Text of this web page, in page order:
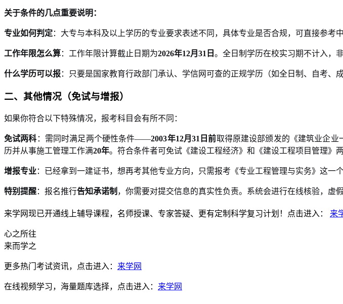
关于条件的几点重要说明：
专业如何判定：大专与本科及以上学历的专业要求表述不同，具体专业是否合规，可直接参考
工作年限怎么算：工作年限计算截止日期为2026年12月31日 。全日制学历在校实习期不计入，
什么学历可以报：只要是国家教育行政部门承认、学信网可查的正规学历（如全日制、自考、
二、其他情况（免试与增报）
如果你符合以下特殊情况，报考科目会有所不同：
免试两科 ：需同时满足两个硬性条件——2003年12月31日前取得原建设部颁发的《建筑业企业
历并从事施工管理工作满20年。符合条件者可免试《建设工程经济》和《建设工程项目管理》两
增报专业：已经拿到一建证书，想再考其他专业方向，只需报考《专业工程管理与实务》这一个
特别提醒：报名推行告知承诺制 ，你需要对提交信息的真实性负责。系统会进行在线核验，虚
来学网现已开通线上辅导课程，名师授课、专家答疑、更有定制科学复习计划！点击进入： 来
心之所往
来而学之
更多热门考试资讯，点击进入： 来学网
在线视频学习，海量题库选择，点击进入： 来学网